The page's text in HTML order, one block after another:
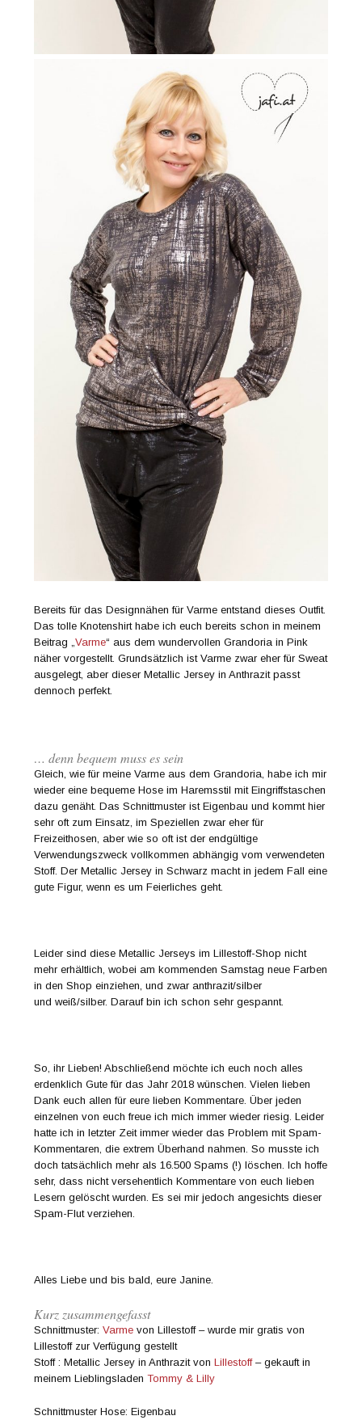
Bereits für das Designnähen für Varme entstand dieses Outfit.
Das tolle Knotenshirt habe ich euch bereits schon in meinem
Beitrag „Varme“ aus dem wundervollen Grandoria in Pink
näher vorgestellt. Grundsätzlich ist Varme zwar eher für Sweat
ausgelegt, aber dieser Metallic Jersey in Anthrazit passt
dennoch perfekt.
… denn bequem muss es sein
Gleich, wie für meine Varme aus dem Grandoria, habe ich mir
wieder eine bequeme Hose im Haremsstil mit Eingriffstaschen
dazu genäht. Das Schnittmuster ist Eigenbau und kommt hier
sehr oft zum Einsatz, im Speziellen zwar eher für
Freizeithosen, aber wie so oft ist der endgültige
Verwendungszweck vollkommen abhängig vom verwendeten
Stoff. Der Metallic Jersey in Schwarz macht in jedem Fall eine
gute Figur, wenn es um Feierliches geht.
Leider sind diese Metallic Jerseys im Lillestoff-Shop nicht
mehr erhältlich, wobei am kommenden Samstag neue Farben
in den Shop einziehen, und zwar anthrazit/silber
und weiß/silber. Darauf bin ich schon sehr gespannt.
So, ihr Lieben! Abschließend möchte ich euch noch alles
erdenklich Gute für das Jahr 2018 wünschen. Vielen lieben
Dank euch allen für eure lieben Kommentare. Über jeden
einzelnen von euch freue ich mich immer wieder riesig. Leider
hatte ich in letzter Zeit immer wieder das Problem mit Spam-
Kommentaren, die extrem Überhand nahmen. So musste ich
doch tatsächlich mehr als 16.500 Spams (!) löschen. Ich hoffe
sehr, dass nicht versehentlich Kommentare von euch lieben
Lesern gelöscht wurden. Es sei mir jedoch angesichts dieser
Spam-Flut verziehen.
Alles Liebe und bis bald, eure Janine.
Kurz zusammengefasst
Schnittmuster:Varme von Lillestoff – wurde mir gratis von
Lillestoff zur Verfügung gestellt
Stoff : Metallic Jersey in Anthrazit vonLillestoff– gekauft in
meinem LieblingsladenTommy & Lilly
Schnittmuster Hose: Eigenbau